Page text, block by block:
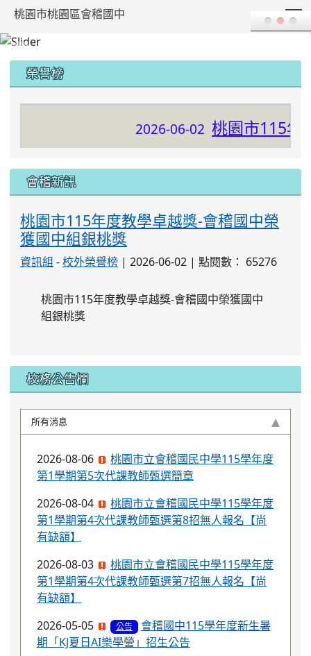
桃園市桃園區會稽國中
榮譽榜
2026-06-02 桃園市115年
會稽新訊
桃園市115年度教學卓越獎-會稽國中榮
獲國中組銀桃獎
資訊組 -校外榮譽榜 | 2026-06-02 | 點閱數： 65276
桃園市115年度教學卓越獎-會稽國中榮獲國中
組銀桃獎
校務公告欄
所有消息
2026-08-06
桃園市立會稽國民中學115學年度
第1學期第5次代課教師甄選簡章
2026-08-04
桃園市立會稽國民中學115學年度
第1學期第4次代課教師甄選第8招無人報名【尚
有缺額】
2026-08-03
桃園市立會稽國民中學115學年度
第1學期第4次代課教師甄選第7招無人報名【尚
有缺額】
2026-05-05
公告
會稽國中115學年度新生暑
期「KJ夏日AI樂學營」招生公告